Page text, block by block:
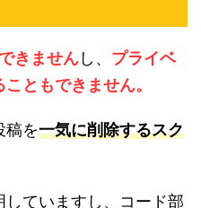
きませんし、 プライベ
ともできません。
稿を一気に削除するスク
ていますし、コード部